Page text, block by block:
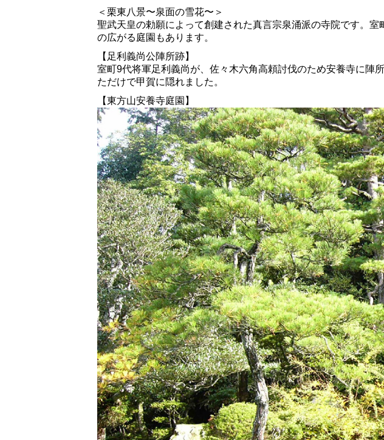
＜栗東八景〜泉面の雪花〜＞
聖武天皇の勅願によって創建された真言宗泉涌派の寺院です。
の広がる庭園もあります。
【足利義尚公陣所跡】
室町9代将軍足利義尚が、佐々木六角高頼討伐のため安養寺に陣
ただけで甲賀に隠れました。
【東方山安養寺庭園】